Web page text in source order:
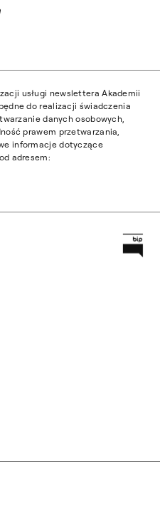
usługi newslettera Akademii
do realizacji świadczenia
danych osobowych,
prawem przetwarzania,
informacje dotyczące
adresem: